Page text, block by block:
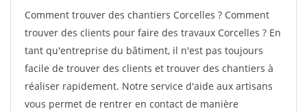
Comment trouver des chantiers Corcelles ? Comment
trouver des clients pour faire des travaux Corcelles ? En
tant qu'entreprise du bâtiment, il n'est pas toujours
facile de trouver des clients et trouver des chantiers à
réaliser rapidement. Notre service d'aide aux artisans
vous permet de rentrer en contact de manière